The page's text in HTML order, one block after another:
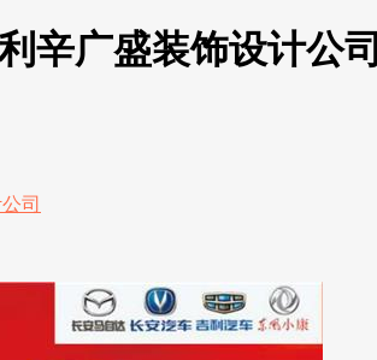
辛广盛装饰设计公司